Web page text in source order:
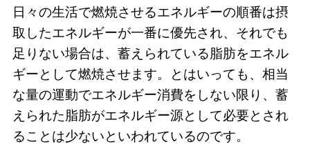
日々の生活で燃焼させるエネルギーの順番は摂
取したエネルギーが一番に優先され、それでも
足りない場合は、蓄えられている脂肪をエネル
ギーとして燃焼させます。とはいっても、相当
な量の運動でエネルギー消費をしない限り、蓄
えられた脂肪がエネルギー源として必要とされ
ることは少ないといわれているのです。